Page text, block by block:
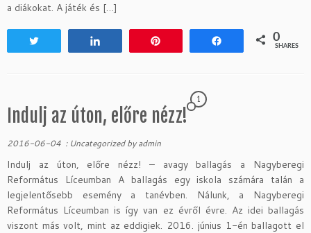
a diákokat. A játék és […]
0
SHARES
Indulj az úton, előre nézz!
1
2016-06-04 : Uncategorizedbyadmin
Indulj az úton, előre nézz! – avagy ballagás a Nagyberegi
Református Líceumban A ballagás egy iskola számára talán a
legjelentősebb esemény a tanévben. Nálunk, a Nagyberegi
Református Líceumban is így van ez évről évre. Az idei ballagás
viszont más volt, mint az eddigiek. 2016. június 1-én ballagott el